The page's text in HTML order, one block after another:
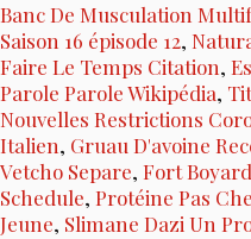
Banc De Musculation
Saison 16 épisode 12,
Faire Le Temps Citation,
Parole Parole Wikipédia,
Nouvelles Restrictions
Italien, Gruau D'avoine
Vetcho Separe, Fort
Schedule, Protéine Pas
Jeune, Slimane Dazi Un